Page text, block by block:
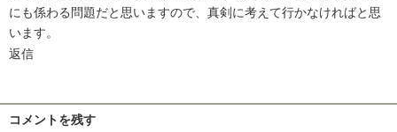
にも係わる問題だと思いますので、真剣に考えて行かなければと思
います。
返信
コメントを残す